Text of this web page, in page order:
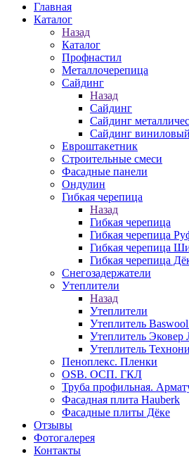
Главная
Каталог
Назад
Каталог
Профнастил
Металлочерепица
Сайдинг
Назад
Сайдинг
Сайдинг
Сайдинг виниловый
Евроштакетник
Строительные смеси
Фасадные панели
Ондулин
Гибкая черепица
Назад
Гибкая черепица
Гибкая черепица
Гибкая черепица
Гибкая черепица
Снегозадержатели
Утеплители
Назад
Утеплители
Утеплитель
Утеплитель Эковер
Утеплитель
Пеноплекс. Пленки
OSB. ОСП. ГКЛ
Труба профильная.
Фасадная плита Hauberk
Фасадные плиты Дёке
Отзывы
Фотогалерея
Контакты